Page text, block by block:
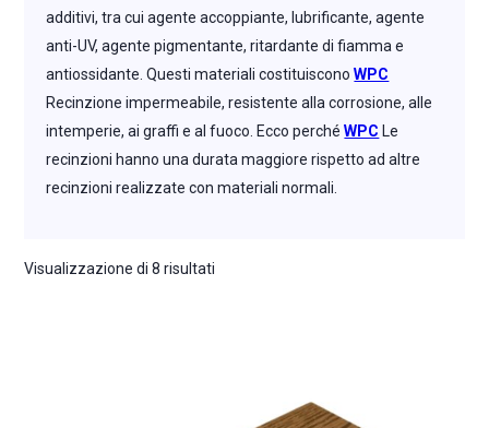
additivi, tra cui agente accoppiante, lubrificante, agente
anti-UV, agente pigmentante, ritardante di fiamma e
antiossidante. Questi materiali costituisconoWPC
Recinzione impermeabile, resistente alla corrosione, alle
intemperie, ai graffi e al fuoco. Ecco perchéWPC Le
recinzioni hanno una durata maggiore rispetto ad altre
recinzioni realizzate con materiali normali.
Visualizzazione di 8 risultati